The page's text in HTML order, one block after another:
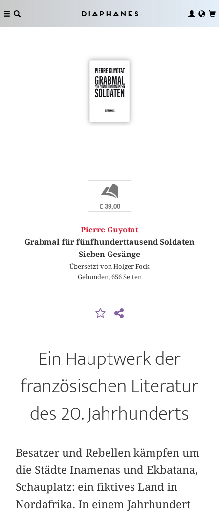
Diaphanes
b
€ 39,00
Pierre Guyotat
Grabmal für fünfhunderttausend Soldaten
Sieben Gesänge
Übersetzt von Holger Fock
Gebunden, 656 Seiten
Ein Hauptwerk der
französischen Literatur
des 20. Jahrhunderts
Besatzer und Rebellen kämpfen um
die Städte Inamenas und Ekbatana,
Schauplatz: ein fiktives Land in
Nordafrika. In einem Jahrhundert